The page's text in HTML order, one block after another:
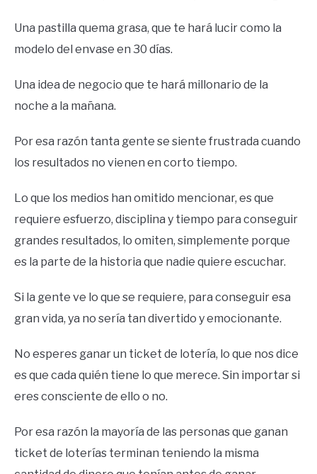
Una pastilla quema grasa, que te hará lucir como la
modelo del envase en 30 días.
Una idea de negocio que te hará millonario de la
noche a la mañana.
Por esa razón tanta gente se siente frustrada cuando
los resultados no vienen en corto tiempo.
Lo que los medios han omitido mencionar, es que
requiere esfuerzo, disciplina y tiempo para conseguir
grandes resultados, lo omiten, simplemente porque
es la parte de la historia que nadie quiere escuchar.
Si la gente ve lo que se requiere, para conseguir esa
gran vida, ya no sería tan divertido y emocionante.
No esperes ganar un ticket de lotería, lo que nos dice
es que cada quién tiene lo que merece. Sin importar si
eres consciente de ello o no.
Por esa razón la mayoría de las personas que ganan
ticket de loterías terminan teniendo la misma